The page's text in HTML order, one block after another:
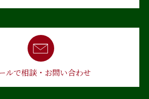
ルで相談・お問い合わせ